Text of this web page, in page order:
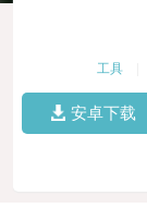
工具
安卓下载